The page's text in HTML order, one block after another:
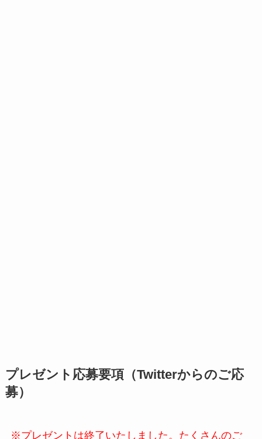
プレゼント応募要項（Twitterからのご応
募）
※プレゼントは終了いたしました。たくさんのご